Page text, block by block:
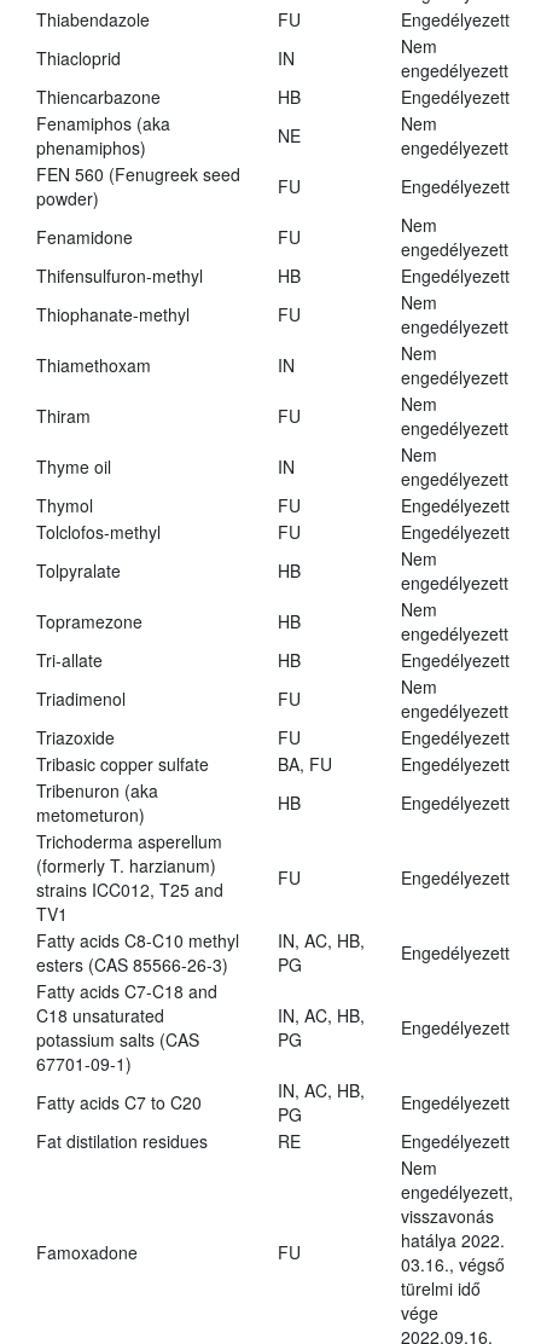
Thiabendazole
FU
Engedélyezett
Thiacloprid
IN
Nem
engedélyezett
Thiencarbazone
HB
Engedélyezett
Fenamiphos (aka
phenamiphos)
NE
Nem
engedélyezett
FEN 560 (Fenugreek seed
powder)
FU Engedélyezett
Fenamidone FU
Nem
engedélyezett
Thifensulfuron-methyl
HB
Engedélyezett
Thiophanate-methyl
FU
Nem
engedélyezett
Thiamethoxam
IN
Nem
engedélyezett
Thiram
FU
Nem
engedélyezett
Thyme oil
IN
Nem
engedélyezett
Thymol
FU
Engedélyezett
Tolclofos-methyl
FU
Engedélyezett
Tolpyralate
HB
Nem
engedélyezett
Topramezone
HB
Nem
engedélyezett
Tri-allate
HB
Engedélyezett
Triadimenol
FU
Nem
engedélyezett
Triazoxide
FU
Engedélyezett
Tribasic copper sulfate
BA, FU
Engedélyezett
Tribenuron (aka
metometuron)
HB
Engedélyezett
Trichoderma asperellum
(formerly T. harzianum)
strains ICC012, T25 and
TV1
FU Engedélyezett
Fatty acids C8-C10 methyl
esters (CAS 85566-26-3)
IN, AC, HB,
PG
Engedélyezett
Fatty acids C7-C18 and
C18 unsaturated
potassium salts (CAS
67701-09-1)
IN, AC, HB,
PG
Engedélyezett
Fatty acids C7 to C20
IN, AC, HB,
PG
Engedélyezett
Fat distilation residues
RE Engedélyezett
Famoxadone FU
Nem
engedélyezett,
visszavonás
hatálya 2022.
03.16., végső
türelmi idő
vége
2022.09.16.